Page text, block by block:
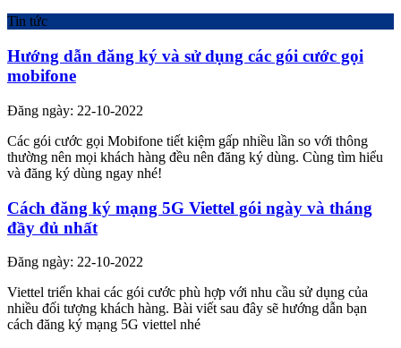
Tin tức
Hướng dẫn đăng ký và sử dụng các gói cước gọi
mobifone
Đăng ngày: 22-10-2022
Các gói cước gọi Mobifone tiết kiệm gấp nhiều lần so với thông
thường nên mọi khách hàng đều nên đăng ký dùng. Cùng tìm hiểu
và đăng ký dùng ngay nhé!
Cách đăng ký mạng 5G Viettel gói ngày và tháng
đầy đủ nhất
Đăng ngày: 22-10-2022
Viettel triển khai các gói cước phù hợp với nhu cầu sử dụng của
nhiều đối tượng khách hàng. Bài viết sau đây sẽ hướng dẫn bạn
cách đăng ký mạng 5G viettel nhé